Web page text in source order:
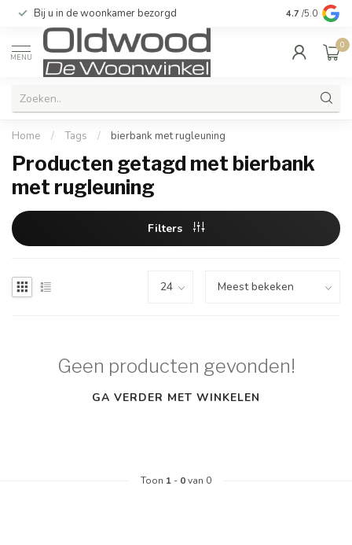
Bij u in de woonkamer bezorgd Kwaliteit &
4.7 /5.0
MENU
0
Home / Tags / bierbank met rugleuning
Producten getagd met bierbank
met rugleuning
Filters
Geen producten gevonden!
GA VERDER MET WINKELEN
Toon 1 - 0van 0